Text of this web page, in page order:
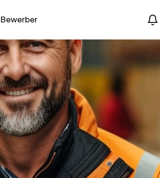
Bewerber